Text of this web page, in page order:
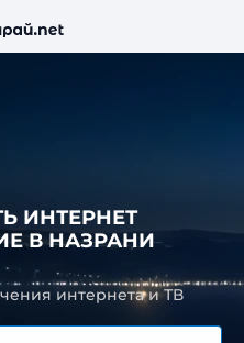
ИНТЕРНЕТ
В НАЗРАНИ
интернета и ТВ